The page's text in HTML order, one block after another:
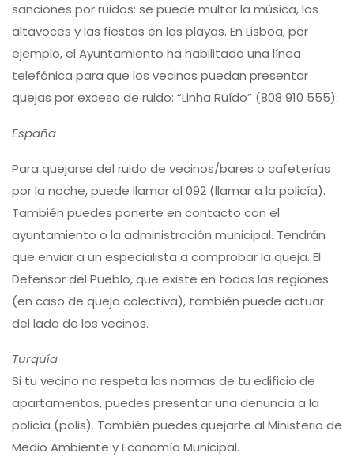
sanciones por ruidos: se puede multar la música, los
altavoces y las fiestas en las playas. En Lisboa, por
ejemplo, el Ayuntamiento ha habilitado una línea
telefónica para que los vecinos puedan presentar
quejas por exceso de ruido: “Linha Ruído” (808 910 555).
España
Para quejarse del ruido de vecinos/bares o cafeterías
por la noche, puede llamar al 092 (llamar a la policía).
También puedes ponerte en contacto con el
ayuntamiento o la administración municipal. Tendrán
que enviar a un especialista a comprobar la queja. El
Defensor del Pueblo, que existe en todas las regiones
(en caso de queja colectiva), también puede actuar
del lado de los vecinos.
Turquía
Si tu vecino no respeta las normas de tu edificio de
apartamentos, puedes presentar una denuncia a la
policía (polis). También puedes quejarte al Ministerio de
Medio Ambiente y Economía Municipal.